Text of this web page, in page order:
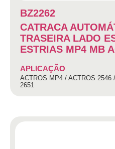
BZ2262
CATRACA
TRASEIRA LADO
ESTRIAS MP4 MB
APLICAÇÃO
ACTROS MP4 / ACTROS 2546
2651